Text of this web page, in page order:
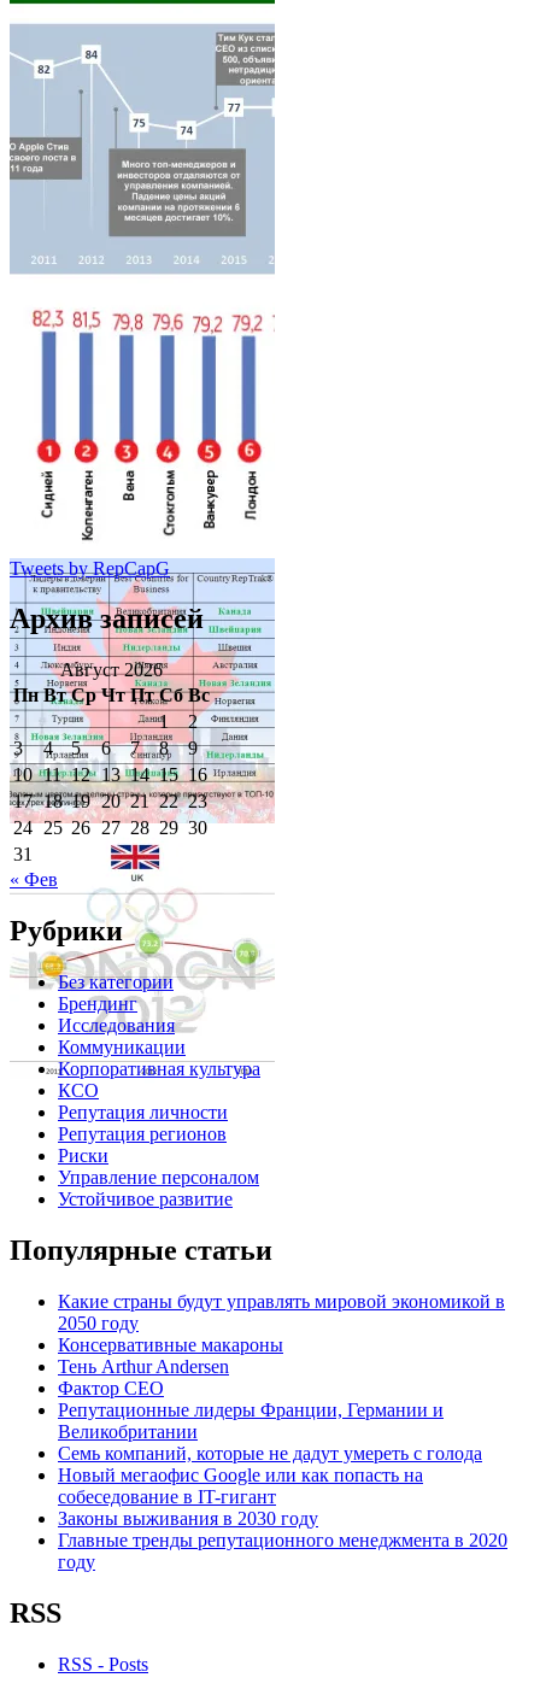
Architecture
Tweets by RepCapG
Архив записей
Август 2026
Пн Вт Ср Чт Пт Сб Вс
1
2
3
4 5 6 7 8
9
10 11 12 13 14 15 16
17 18 19 20 21 22 23
24 25 26 27 28 29 30
31
« Фев
Рубрики
Без категории
Брендинг
Исследования
Коммуникации
Корпоративная культура
КСО
Репутация личности
Репутация регионов
Риски
Управление персоналом
Устойчивое развитие
Популярные статьи
Какие страны будут управлять мировой экономикой в
2050 году
Консервативные макароны
Тень Arthur Andersen
Фактор СЕО
Репутационные лидеры Франции, Германии и
Великобритании
Семь компаний, которые не дадут умереть с голода
Новый мегаофис Google или как попасть на
собеседование в IT-гигант
Законы выживания в 2030 году
Главные тренды репутационного менеджмента в 2020
году
RSS
RSS - Posts